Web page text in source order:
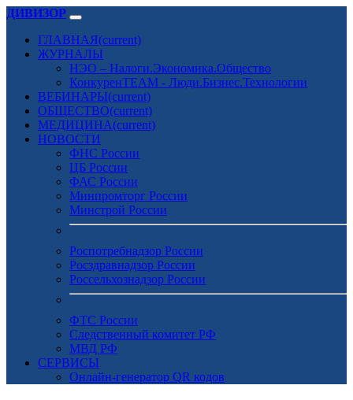
ДИВИЗОР
ГЛАВНАЯ(current)
ЖУРНАЛЫ
НЭО – Налоги.Экономика.Общество
КонкуренTEAM - Люди.Бизнес.Технологии
ВЕБИНАРЫ(current)
ОБЩЕСТВО(current)
МЕДИЦИНА(current)
НОВОСТИ
ФНС России
ЦБ России
ФАС России
Минпромторг России
Минстрой России
Роспотребнадзор России
Росздравнадзор России
Россельхознадзор России
ФТС России
Следственный комитет РФ
МВД РФ
СЕРВИСЫ
Онлайн-генератор QR кодов